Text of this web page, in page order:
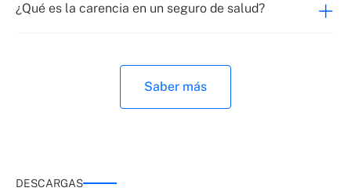
¿Qué es la carencia en un seguro de salud?
Saber más
DESCARGAS